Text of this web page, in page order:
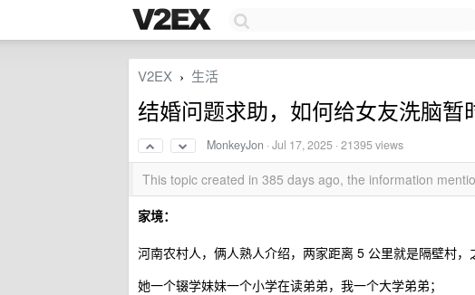
V2EX › 生活
结婚问题求助，如何给女友洗脑暂
MonkeyJon ·Jul 17, 2025 · 21395 views
This topic created in 385 days ago, the information
家境：
河南农村人，俩人熟人介绍，两家距离 5 公里就是隔壁村，
她一个辍学妹妹一个小学在读弟弟，我一个大学弟弟；